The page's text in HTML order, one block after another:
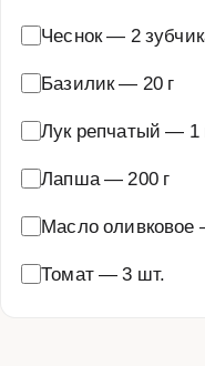
Чеснок— 2
Базилик— 20 г
Лук репчатый — 1
Лапша— 200 г
Масло оливковое
Томат—3 шт.